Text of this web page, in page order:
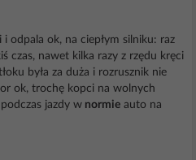
odpala ok, na ciepłym silniku: raz
czas, nawet kilka razy z rzędu kręci
była za duża i rozrusznik nie
ok, trochę kopci na wolnych
jazdy w normie auto na